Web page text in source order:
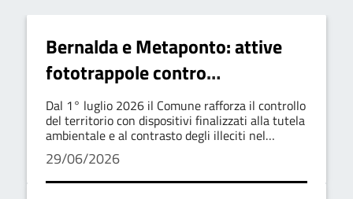
Bernalda e Metaponto: attive
fototrappole contro
l’abbandono rifiuti
Dal 1° luglio 2026 il Comune rafforza il controllo
del territorio con dispositivi finalizzati alla tutela
ambientale e al contrasto degli illeciti nel
deposito dei rifiuti.
29/06/2026